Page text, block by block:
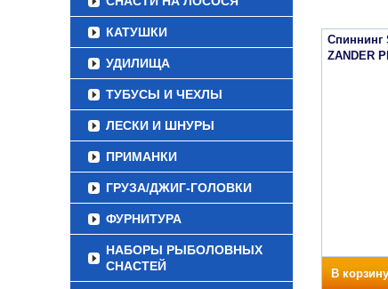
КАТУШКИ
УДИЛИЩА
ТУБУСЫ И ЧЕХЛЫ
ЛЕСКИ И ШНУРЫ
ПРИМАНКИ
ГРУЗА/ДЖИГ-ГОЛОВКИ
ФУРНИТУРА
НАБОРЫ РЫБОЛОВНЫХ
СНАСТЕЙ
Спиннинг
ZANDER
В корзину